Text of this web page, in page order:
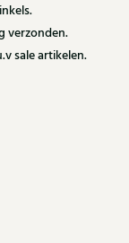
verzonden.
sale artikelen.